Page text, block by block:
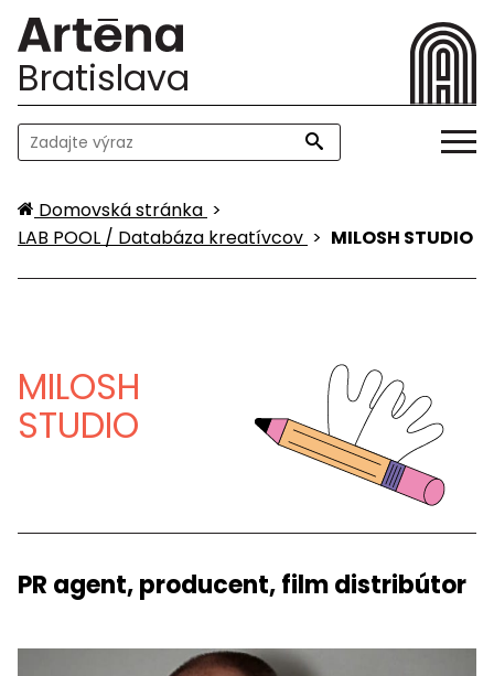
Bratislava
Domovská stránka >
LAB POOL / Databáza kreatívcov > MILOSH STUDIO
MILOSH
STUDIO
PR agent, producent, film distribútor